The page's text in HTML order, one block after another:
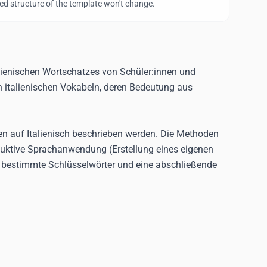
(Beschönigung)
structure of the template won't change.
Wortschatzes von Schüler:innen und
Vokabeln, deren Bedeutung aus
auf Italienisch beschrieben werden. Die Methoden
Sprachanwendung (Erstellung eines eigenen
Schlüsselwörter und eine abschließende